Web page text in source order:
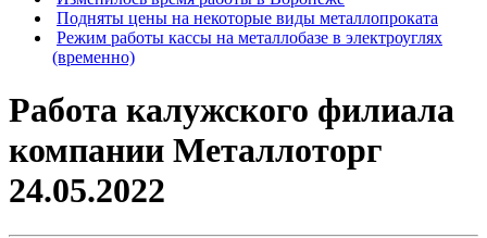
Подняты цены на некоторые виды металлопроката
Режим работы кассы на металлобазе в электроуглях
(временно)
Работа калужского филиала
компании Металлоторг
24.05.2022